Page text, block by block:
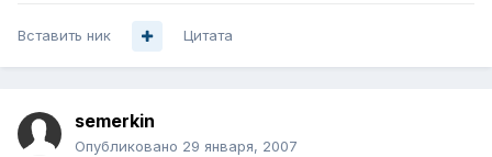
Вставить ник Цитата
semerkin
Опубликовано 29 января, 2007